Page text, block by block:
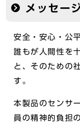
メッセー
安全・安心・公
誰もが人間性を
と、そのための
す。
本製品のセンサ
員の精神的負担